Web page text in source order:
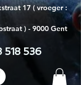
17 ( vroeger :
) - 9000 Gent
518 536